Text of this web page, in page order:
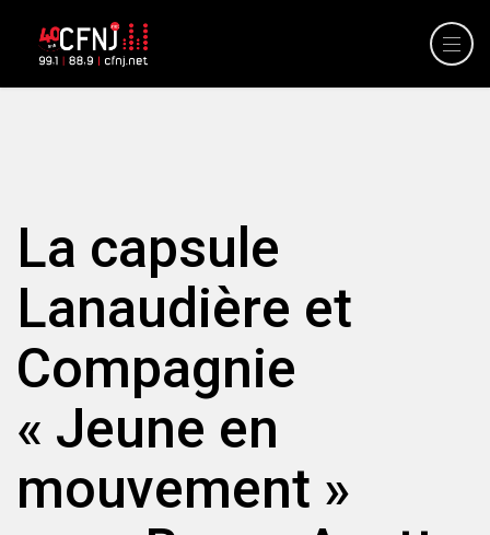
La capsule
Lanaudière et
Compagnie
« Jeune en
mouvement »